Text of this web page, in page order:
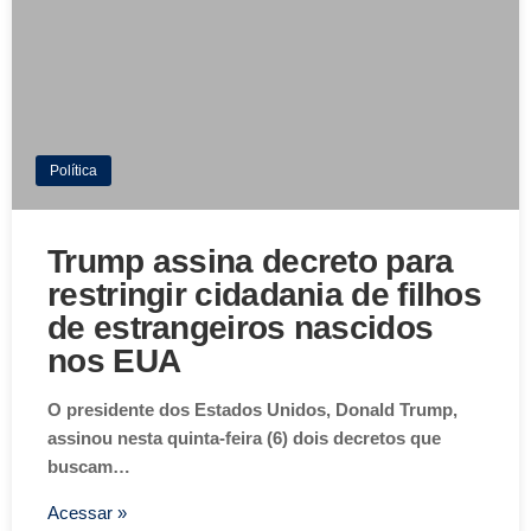
Política
Trump assina decreto para
restringir cidadania de filhos
de estrangeiros nascidos
nos EUA
O presidente dos Estados Unidos, Donald Trump,
assinou nesta quinta-feira (6) dois decretos que
buscam…
Acessar »